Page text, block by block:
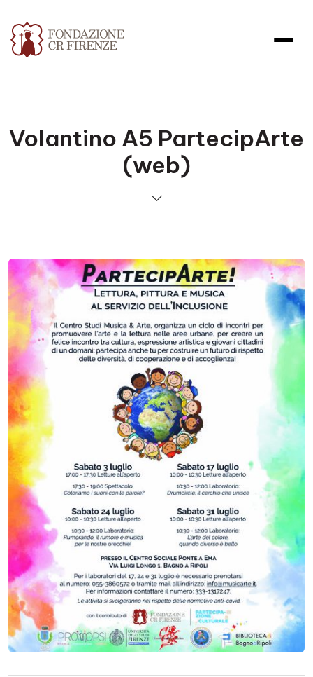
Volantino A5 PartecipArte
(web)